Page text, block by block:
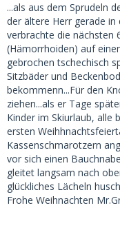
...als aus dem Sprudeln
der ältere Herr gerade
verbrachte die nächsten
(Hämorrhoiden) auf
gebrochen tschechisch
Sitzbäder und
bekommenn...Für den
ziehen...als er Tage
Kinder im Skiurlaub, alle
ersten
Kassenschmarotzern
vor sich einen
gleitet langsam nach
glückliches Lächeln
Frohe Weihnachten